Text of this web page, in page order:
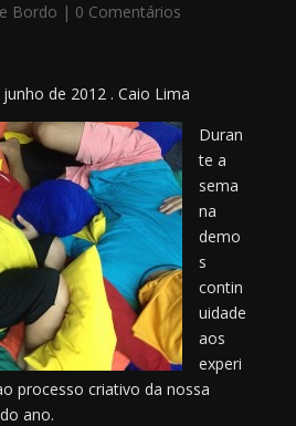
Bordo | 0 Comentários
de 2012 . Caio Lima
Duran
te a
sema
na
demo
s
contin
uidade
aos
experi
processo criativo da nossa
ano.